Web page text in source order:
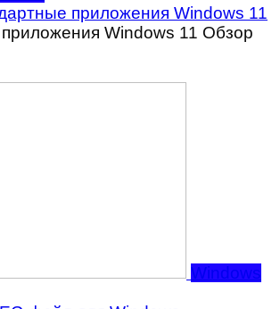
приложения Windows 11
Windows 11 Обзор
Windows